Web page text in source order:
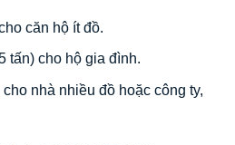
căn hộ ít đồ.
tấn) cho hộ gia đình.
nhà nhiều đồ hoặc công ty,